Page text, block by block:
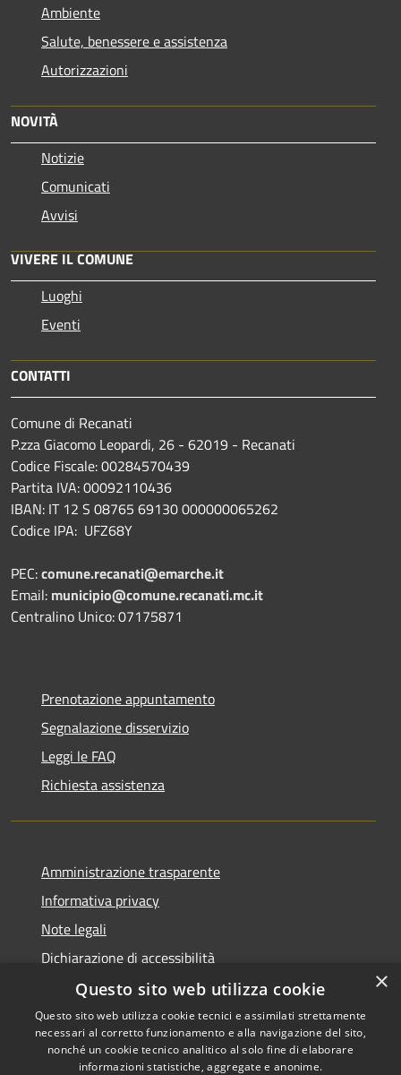
Ambiente
Salute, benessere e assistenza
Autorizzazioni
NOVITÀ
Notizie
Comunicati
Avvisi
VIVERE IL COMUNE
Luoghi
Eventi
CONTATTI
Comune di Recanati
P.zza Giacomo Leopardi, 26 - 62019 - Recanati
Codice Fiscale: 00284570439
Partita IVA: 00092110436
IBAN: IT 12 S 08765 69130 000000065262
Codice IPA: UFZ68Y
PEC:comune.recanati@emarche.it
Email: municipio@comune.recanati.mc.it
Centralino Unico: 07175871
Prenotazione appuntamento
Segnalazione disservizio
Leggi le FAQ
Richiesta assistenza
Amministrazione trasparente
Informativa privacy
Note legali
Dichiarazione di accessibilità
Accessibilità
Copyright © 2026 • Comune di
Recanati • Powered by
×
Questo sito web utilizza cookie
Questo sito web utilizza cookie tecnici e assimilati strettamente
necessari al corretto funzionamento e alla navigazione del sito,
nonché un cookie tecnico analitico al solo fine di elaborare
informazioni statistiche, aggregate e anonime.